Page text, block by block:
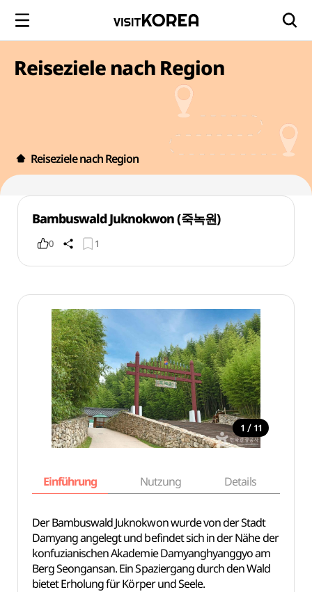
Reiseziele nach Region
Reiseziele nach Region
Bambuswald Juknokwon (죽녹원)
0 1
1 / 11
Einführung Nutzung Details
Der Bambuswald Juknokwon wurde von der Stadt
Damyang angelegt und befindet sich in der Nähe der
konfuzianischen Akademie Damyanghyanggyo am
Berg Seongansan. Ein Spaziergang durch den Wald
bietet Erholung für Körper und Seele.